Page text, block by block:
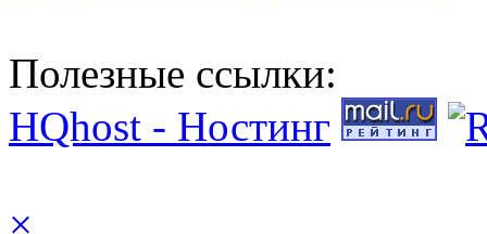
Полезные ссылки:
HQhost - Ностинг
×